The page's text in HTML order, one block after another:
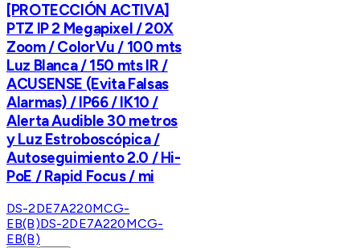
[PROTECCIÓN ACTIVA]
PTZ IP 2 Megapixel / 20X
Zoom / ColorVu / 100 mts
Luz Blanca / 150 mts IR /
ACUSENSE (Evita Falsas
Alarmas) / IP66 / IK10 /
Alerta Audible 30 metros
y Luz Estroboscópica /
Autoseguimiento 2.0 / Hi-
PoE / Rapid Focus / mi
DS-2DE7A220MCG-
EB(B)DS-2DE7A220MCG-
EB(B)